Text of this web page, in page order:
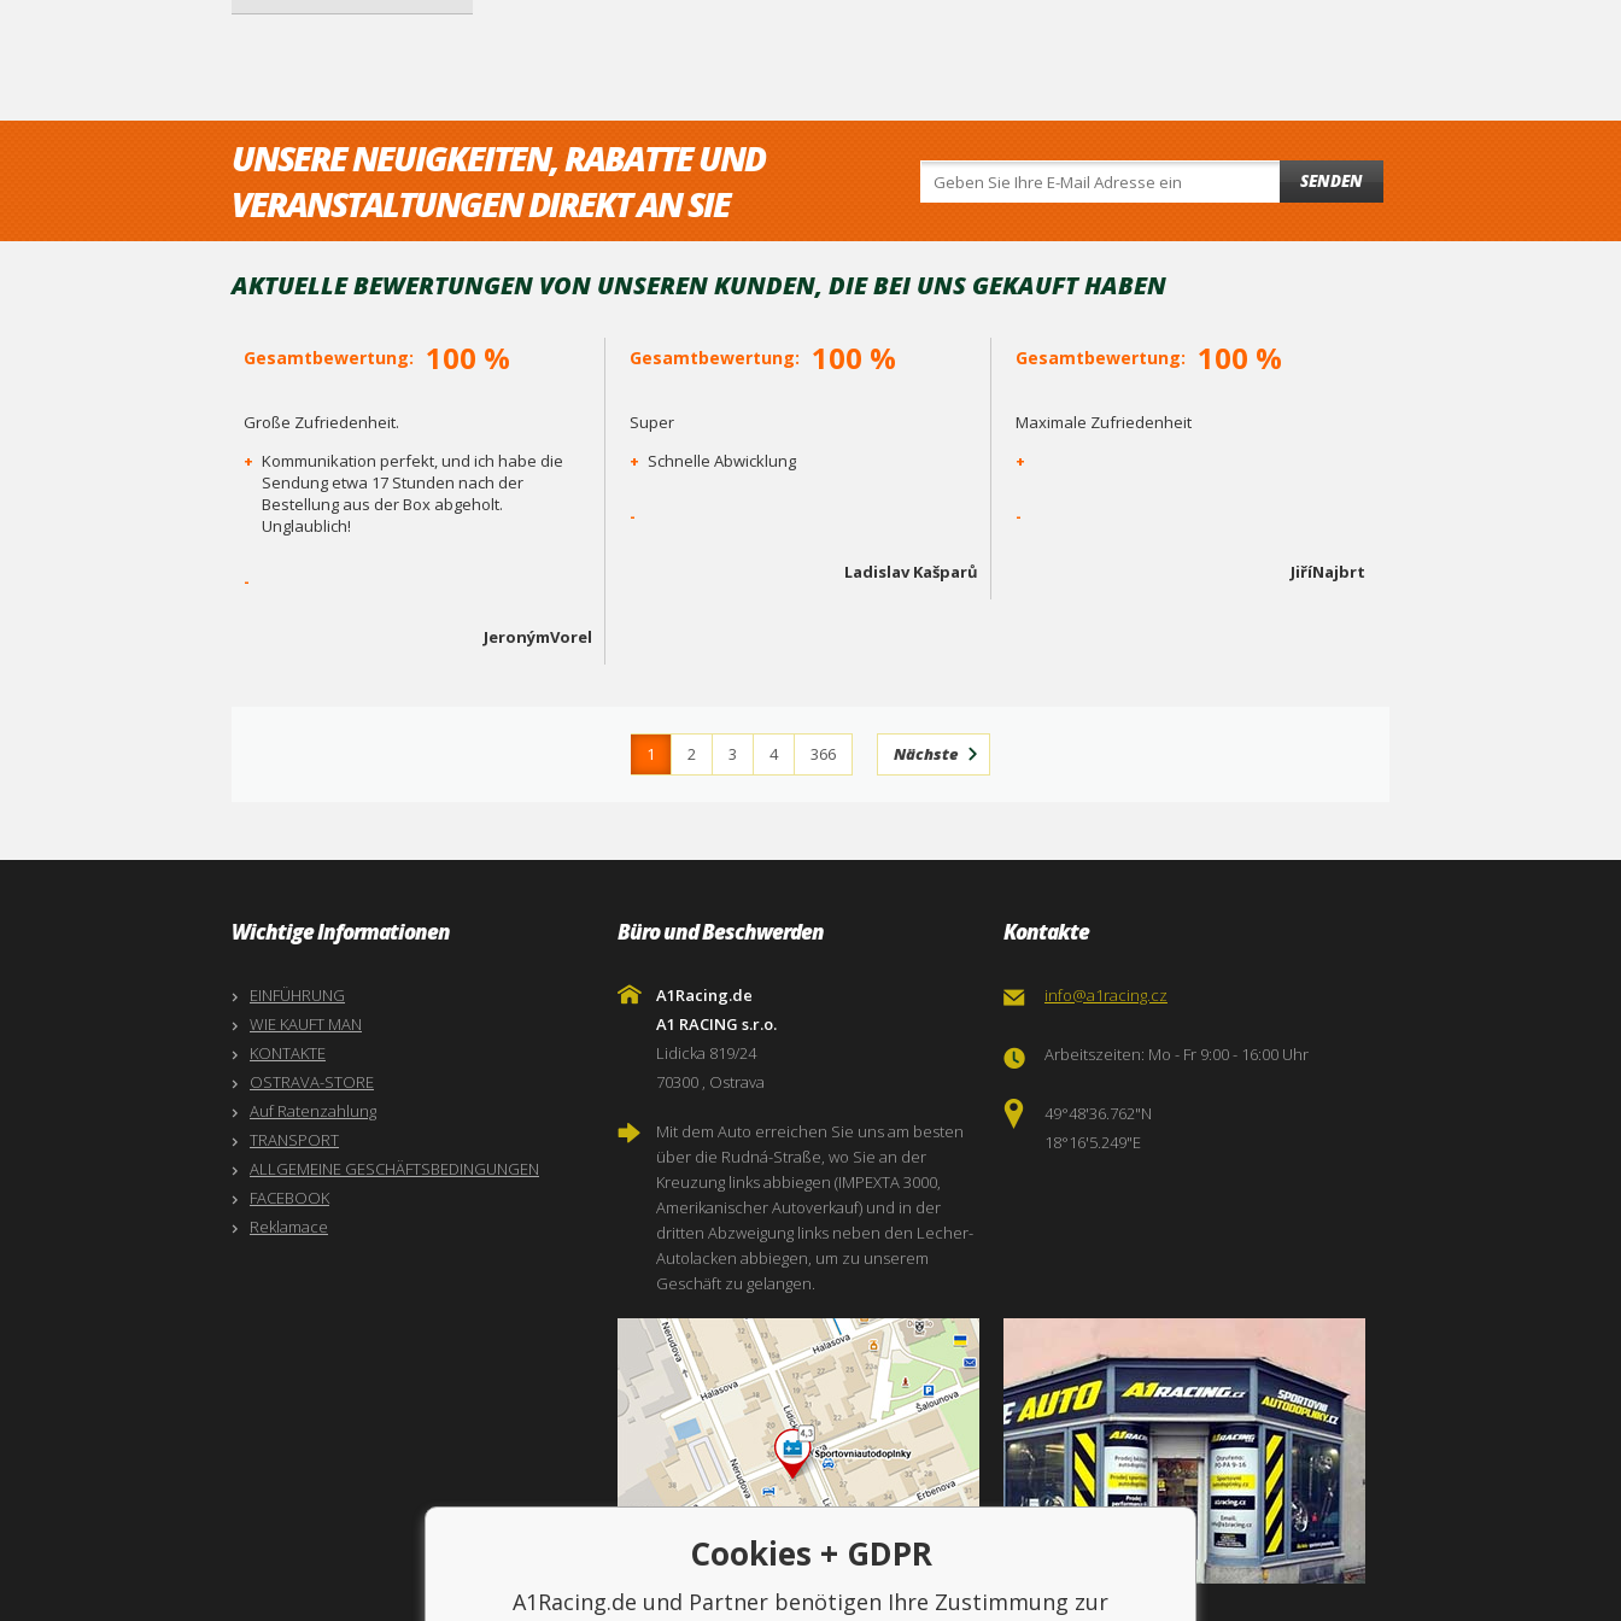
UNSERE NEUIGKEITEN, RABATTE UND
VERANSTALTUNGEN DIREKT AN SIE
SENDEN
AKTUELLE BEWERTUNGEN VON UNSEREN KUNDEN, DIE BEI ​​UNS GEKAUFT HABEN
Gesamtbewertung: 100 %
Große Zufriedenheit.
+ Kommunikation perfekt, und ich habe die
Sendung etwa 17 Stunden nach der
Bestellung aus der Box abgeholt.
Unglaublich!
-
JeronýmVorel
Gesamtbewertung: 100 %
Super
+ Schnelle Abwicklung
-
Ladislav Kašparů
Gesamtbewertung: 100 %
Maximale Zufriedenheit
+
-
JiříNajbrt
1 2 3 4 366 Nächste
Wichtige Informationen
EINFÜHRUNG
WIE KAUFT MAN
KONTAKTE
OSTRAVA-STORE
Auf Ratenzahlung
TRANSPORT
ALLGEMEINE GESCHÄFTSBEDINGUNGEN
FACEBOOK
Reklamace
Büro und Beschwerden
A1Racing.de
A1 RACING s.r.o.
Lidicka 819/24
70300 , Ostrava
Mit dem Auto erreichen Sie uns am besten
über die Rudná-Straße, wo Sie an der
Kreuzung links abbiegen (IMPEXTA 3000,
Amerikanischer Autoverkauf) und in der
dritten Abzweigung links neben den Lecher-
Autolacken abbiegen, um zu unserem
Geschäft zu gelangen.
Kontakte
info@a1racing.cz
Arbeitszeiten: Mo - Fr 9:00 - 16:00 Uhr
49°48'36.762"N
18°16'5.249"E
Cookies + GDPR
A1Racing.de und Partner benötigen Ihre Zustimmung zur